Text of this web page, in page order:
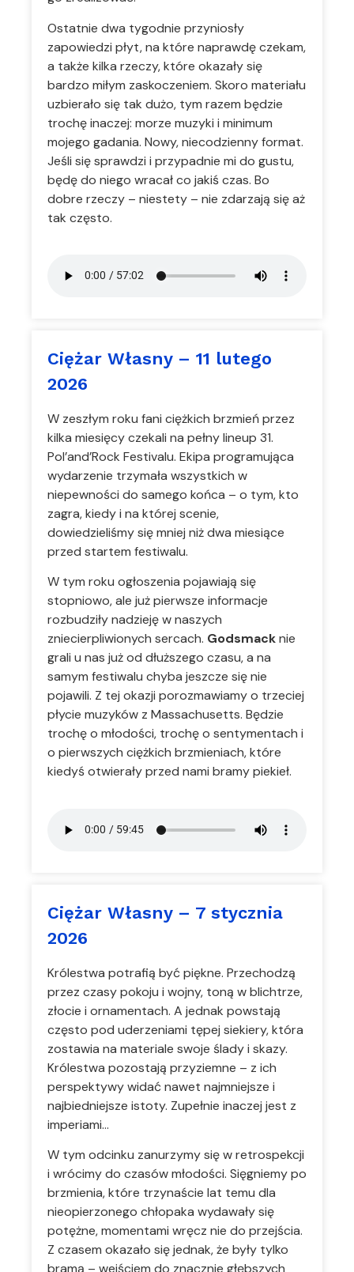
Ostatnie dwa tygodnie przyniosły
zapowiedzi płyt, na które naprawdę czekam,
a także kilka rzeczy, które okazały się
bardzo miłym zaskoczeniem. Skoro materiału
uzbierało się tak dużo, tym razem będzie
trochę inaczej: morze muzyki i minimum
mojego gadania. Nowy, niecodzienny format.
Jeśli się sprawdzi i przypadnie mi do gustu,
będę do niego wracał co jakiś czas. Bo
dobre rzeczy – niestety – nie zdarzają się aż
tak często.
Ciężar Własny – 11 lutego
2026
W zeszłym roku fani ciężkich brzmień przez
kilka miesięcy czekali na pełny lineup 31.
Pol’and’Rock Festivalu. Ekipa programująca
wydarzenie trzymała wszystkich w
niepewności do samego końca – o tym, kto
zagra, kiedy i na której scenie,
dowiedzieliśmy się mniej niż dwa miesiące
przed startem festiwalu.
W tym roku ogłoszenia pojawiają się
stopniowo, ale już pierwsze informacje
rozbudziły nadzieję w naszych
zniecierpliwionych sercach. Godsmacknie
grali u nas już od dłuższego czasu, a na
samym festiwalu chyba jeszcze się nie
pojawili. Z tej okazji porozmawiamy o trzeciej
płycie muzyków z Massachusetts. Będzie
trochę o młodości, trochę o sentymentach i
o pierwszych ciężkich brzmieniach, które
kiedyś otwierały przed nami bramy piekieł.
Ciężar Własny – 7 stycznia
2026
Królestwa potrafią być piękne. Przechodzą
przez czasy pokoju i wojny, toną w blichtrze,
złocie i ornamentach. A jednak powstają
często pod uderzeniami tępej siekiery, która
zostawia na materiale swoje ślady i skazy.
Królestwa pozostają przyziemne – z ich
perspektywy widać nawet najmniejsze i
najbiedniejsze istoty. Zupełnie inaczej jest z
imperiami…
W tym odcinku zanurzymy się w retrospekcji
i wrócimy do czasów młodości. Sięgniemy po
brzmienia, które trzynaście lat temu dla
nieopierzonego chłopaka wydawały się
potężne, momentami wręcz nie do przejścia.
Z czasem okazało się jednak, że były tylko
bramą – wejściem do znacznie głębszych